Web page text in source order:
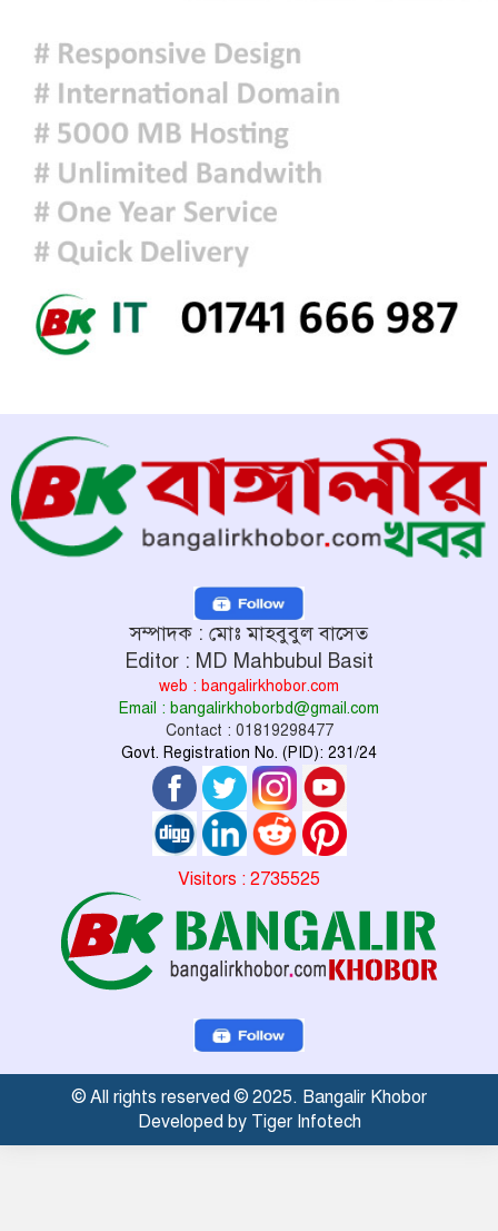
আজকের রাশিফল
ফ্যাসিবাদবিরোধী আন্দোলনে হত্যাকাণ্ডের
বিচার হবে স্বচ্ছ, নিরপেক্ষ ও বিশ্বাসযোগ্য
: প্রধানমন্ত্রী
সম্পাদক : মোঃ মাহবুবুল বাসেত
Editor : MD Mahbubul Basit
web : bangalirkhobor.com
Email : bangalirkhoborbd@gmail.com
Contact : 01819298477
Govt. Registration No. (PID): 231/24
Visitors : 2735525
© All rights reserved © 2025. Bangalir Khobor
Developed by Tiger Infotech